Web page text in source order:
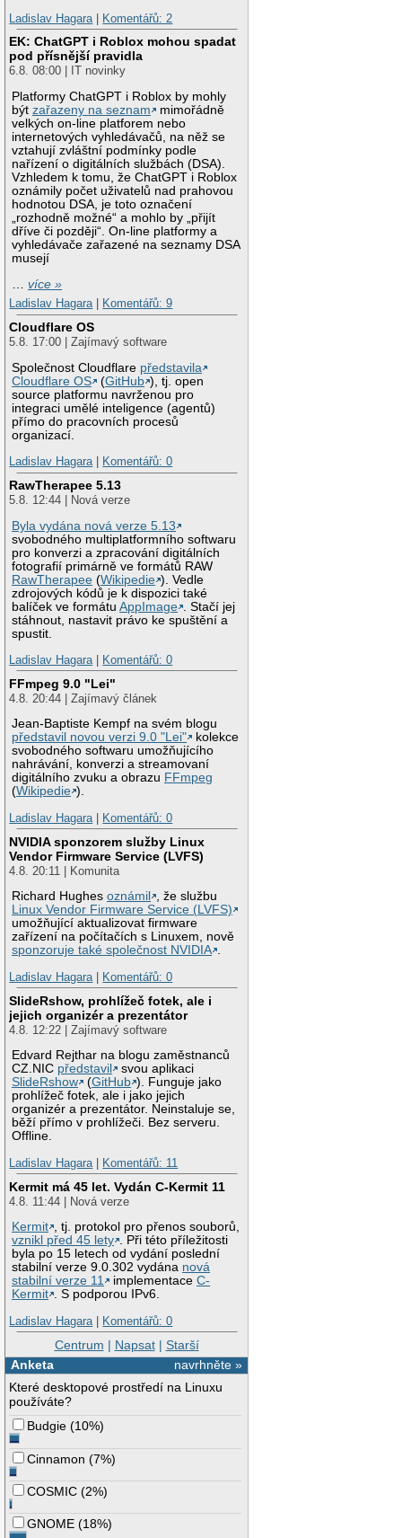
Ladislav Hagara
Komentářů: 2
EK: ChatGPT i Roblox mohou spadat
pod přísnější pravidla
6.8. 08:00 | IT novinky
Platformy ChatGPT i Roblox by mohly
býtzařazeny na seznam
mimořádně
velkých on-line platforem nebo
internetových vyhledávačů, na něž se
vztahují zvláštní podmínky podle
nařízení o digitálních službách (DSA).
Vzhledem k tomu, že ChatGPT i Roblox
oznámily počet uživatelů nad prahovou
hodnotou DSA, je toto označení
„rozhodně možné“ a mohlo by „přijít
dříve či později“. On-line platformy a
vyhledávače zařazené na seznamy DSA
musejí
…více »
Ladislav Hagara| Komentářů: 9
Cloudflare OS
5.8. 17:00 | Zajímavý software
Společnost Cloudflare představila
Cloudflare OS
(GitHub ), tj. open
source platformu navrženou pro
integraci umělé inteligence (agentů)
přímo do pracovních procesů
organizací.
Ladislav Hagara| Komentářů: 0
RawTherapee 5.13
5.8. 12:44 | Nová verze
Byla vydána nová verze 5.13
svobodného multiplatformního softwaru
pro konverzi a zpracování digitálních
fotografií primárně ve formátů RAW
RawTherapee (Wikipedie ). Vedle
zdrojových kódů je k dispozici také
balíček ve formátuAppImage
. Stačí jej
stáhnout, nastavit právo ke spuštění a
spustit.
Ladislav Hagara| Komentářů: 0
FFmpeg 9.0 "Lei"
4.8. 20:44 | Zajímavý článek
Jean-Baptiste Kempf na svém blogu
představil novou verzi 9.0 "Lei"
kolekce
svobodného softwaru umožňujícího
nahrávání, konverzi a streamovaní
digitálního zvuku a obrazu FFmpeg
(Wikipedie ).
Ladislav Hagara| Komentářů: 0
NVIDIA sponzorem služby Linux
Vendor Firmware Service (LVFS)
4.8. 20:11 | Komunita
Richard Hughesoznámil
, že službu
Linux Vendor Firmware Service (LVFS)
umožňující aktualizovat firmware
zařízení na počítačích s Linuxem, nově
sponzoruje také společnost NVIDIA .
Ladislav Hagara| Komentářů: 0
SlideRshow, prohlížeč fotek, ale i
jejich organizér a prezentátor
4.8. 12:22 | Zajímavý software
Edvard Rejthar na blogu zaměstnanců
CZ.NIC představil
svou aplikaci
SlideRshow
(GitHub ). Funguje jako
prohlížeč fotek, ale i jako jejich
organizér a prezentátor. Neinstaluje se,
běží přímo v prohlížeči. Bez serveru.
Offline.
Ladislav Hagara| Komentářů: 11
Kermit má 45 let. Vydán C-Kermit 11
4.8. 11:44 | Nová verze
Kermit , tj. protokol pro přenos souborů,
vznikl před 45 lety . Při této příležitosti
byla po 15 letech od vydání poslední
stabilní verze 9.0.302 vydána nová
stabilní verze 11
implementaceC-
Kermit . S podporou IPv6.
Ladislav Hagara| Komentářů: 0
Centrum | Napsat| Starší
navrhněte »
Anketa
Které desktopové prostředí na Linuxu
používáte?
Budgie (10%)
Cinnamon (7%)
COSMIC (2%)
GNOME (18%)